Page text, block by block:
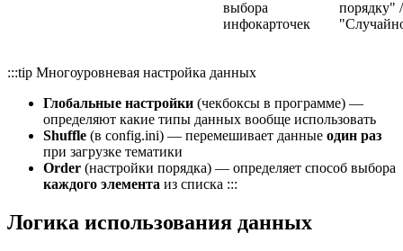
выбора
инфокарточек
порядку" /
:::tip Многоуровневая настройка данных
Глобальные настройки (чекбоксы в программе) —
определяют какие типы данных вообще использовать
Shuffle (в config.ini) — перемешивает данные один раз
при загрузке тематики
Order (настройки порядка) — определяет способ выбора
каждого элемента из списка :::
Логика использования данных